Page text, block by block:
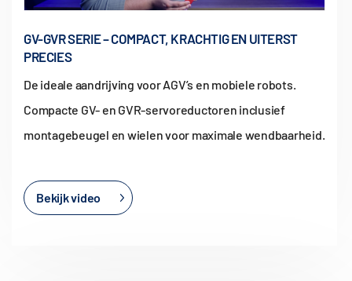
GV-GVR SERIE – COMPACT, KRACHTIG EN UITERST
PRECIES
De ideale aandrijving voor AGV’s en mobiele robots.
Compacte GV- en GVR-servoreductoren inclusief
montagebeugel en wielen voor maximale wendbaarheid.
Bekijk video